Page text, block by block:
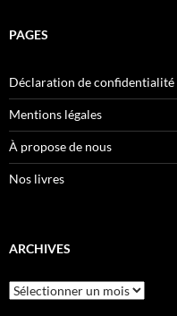
PAGES
Déclaration de confidentialité
Mentions légales
À propose de nous
Nos livres
ARCHIVES
Archives